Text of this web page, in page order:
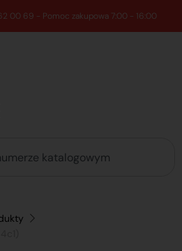
Pomoc zakupowa 7:00 - 16:00